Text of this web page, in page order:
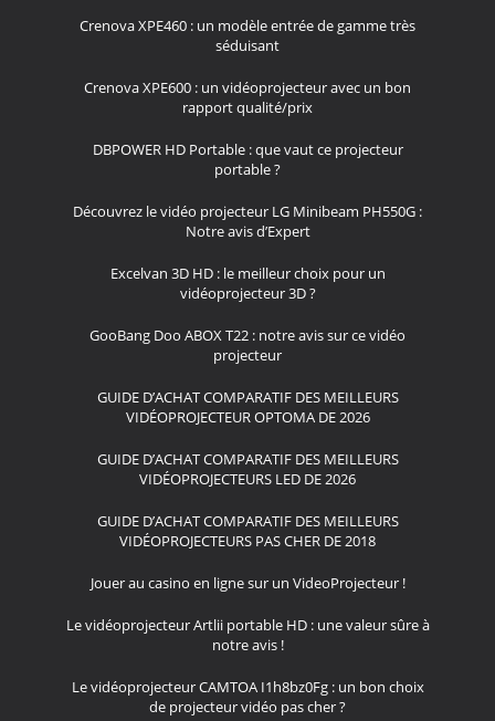
Crenova XPE460 : un modèle entrée de gamme très
séduisant
Crenova XPE600 : un vidéoprojecteur avec un bon
rapport qualité/prix
DBPOWER HD Portable : que vaut ce projecteur
portable ?
Découvrez le vidéo projecteur LG Minibeam PH550G :
Notre avis d’Expert
Excelvan 3D HD : le meilleur choix pour un
vidéoprojecteur 3D ?
GooBang Doo ABOX T22 : notre avis sur ce vidéo
projecteur
GUIDE D’ACHAT COMPARATIF DES MEILLEURS
VIDÉOPROJECTEUR OPTOMA DE 2026
GUIDE D’ACHAT COMPARATIF DES MEILLEURS
VIDÉOPROJECTEURS LED DE 2026
GUIDE D’ACHAT COMPARATIF DES MEILLEURS
VIDÉOPROJECTEURS PAS CHER DE 2018
Jouer au casino en ligne sur un VideoProjecteur !
Le vidéoprojecteur Artlii portable HD : une valeur sûre à
notre avis !
Le vidéoprojecteur CAMTOA I1h8bz0Fg : un bon choix
de projecteur vidéo pas cher ?